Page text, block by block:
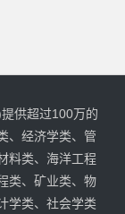
供超过100万的
、经济学类、管
料类、海洋工程
类、矿业类、物
学类、社会学类